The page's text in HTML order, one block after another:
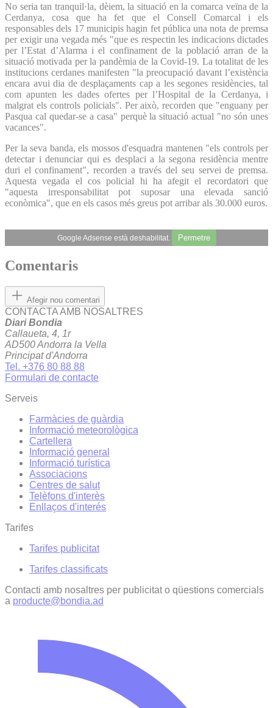
No seria tan tranquil·la, dèiem, la situació en la comarca veïna de la
Cerdanya, cosa que ha fet que el Consell Comarcal i els
responsables dels 17 municipis hagin fet pública una nota de premsa
per exigir una vegada més "que es respectin les indicacions dictades
per l’Estat d’Alarma i el confinament de la població arran de la
situació motivada per la pandèmia de la Covid-19. La totalitat de les
institucions cerdanes manifesten "la preocupació davant l’existència
encara avui dia de desplaçaments cap a les segones residències, tal
com apunten les dades ofertes per l’Hospital de la Cerdanya, i
malgrat els controls policials". Per això, recorden que "enguany per
Pasqua cal quedar-se a casa" perquè la situació actual "no són unes
vacances".
Per la seva banda, els mossos d'esquadra mantenen "els controls per
detectar i denunciar qui es desplaci a la segona residència mentre
duri el confinament", recorden a través del seu servei de premsa.
Aquesta vegada el cos policial hi ha afegit el recordatori que
"aquesta irresponsabilitat pot suposar una elevada sanció
econòmica", que en els casos més greus pot arribar als 30.000 euros.
Google Adsense està deshabilitat. Permetre
Comentaris
Afegir nou comentari
CONTACTA AMB NOSALTRES
Diari Bondia
Callaueta, 4, 1r
AD500 Andorra la Vella
Principat d'Andorra
Tel. +376 80 88 88
Formulari de contacte
Serveis
Farmàcies de guàrdia
Informació meteorològica
Cartellera
Informació general
Informació turística
Associacions
Centres de salut
Telèfons d'interès
Enllaços d'interés
Tarifes
Tarifes publicitat
Tarifes classificats
Contacti amb nosaltres per publicitat o qüestions comercials
a producte@bondia.ad